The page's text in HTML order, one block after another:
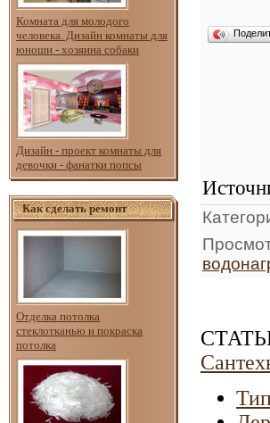
Комната для молодого
человека. Дизайн комнаты для
юноши - хозяина собаки
Дизайн - проект комнаты для
девочки - фанатки попсы
Как сделать ремонт
Отделка потолка
стеклотканью и покраска
потолка